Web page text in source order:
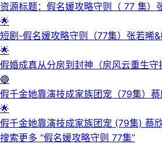
资源标题：假名媛攻略守则（ 77 集）
🌟
短剧-假名媛攻略守则（77集）张若晞
🌟
假婚成真从分房到封神（房风云重生守
🔵
假千金她靠演技成家族团宠（79集）
短剧
🌟
假千金她靠演技成家族团宠 (79集) 蔡
剧
搜索更多 “假名媛攻略守则 77集”